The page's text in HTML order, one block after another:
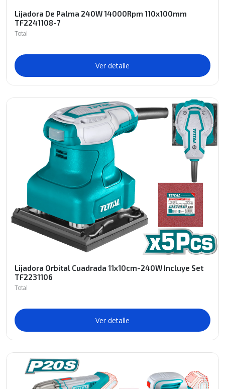
Lijadora De Palma 240W 14000Rpm 110x100mm
TF2241108-7
Total
Ver detalle
Lijadora Orbital Cuadrada 11x10cm-240W Incluye Set
TF2231106
Total
Ver detalle